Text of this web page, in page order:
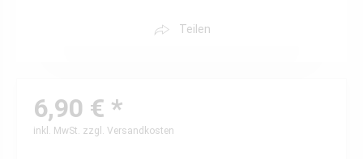
Teilen
6,90 € *
inkl. MwSt. zzgl. Versandkosten